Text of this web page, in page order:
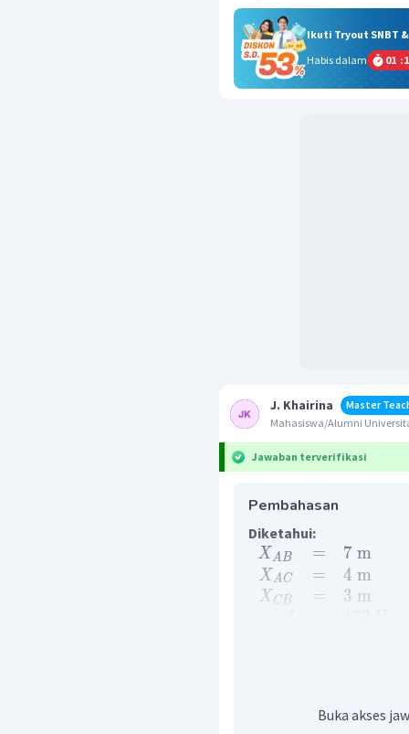
Ikuti Tryout SNBT
Habis dalam
01 :
J. Khairina
Master
Mahasiswa/Alumni
Jawaban terverifikasi
Pembahasan
Diketahui:
XAB
X AC
X CB
=
=
=
7 m
4 m
3 m
Buka akses